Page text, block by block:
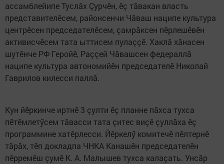
ассамблейипе Туслăх Çурчӗн, ӗç тăвакан власть
представителӗсем, районсенчи Чăваш наципе культура
центрӗсен председателӗсем, çамрăксен пӗрлешӗвӗн
активисчӗсем тата ыттисем пулаççӗ. Хаклă хăнасен
шутӗнче РФ Геройӗ, Раççей Чăвашсен федераллă
наципе культура автономийӗн председателӗ Николай
Гаврилов килесси паллă.
Кун йӗркинче иртнӗ 3 çулти ӗç планне пăхса тухса
пӗтӗмлетӳсем тăвасси тата çитес виçӗ çуллăха ӗç
программине хатӗрлесси. Йӗркелӳ комитечӗ пӗлтернӗ
тăрăх, тӗп докладпа ЧНКА Канашӗн председателӗн
пӗрремӗш çумӗ К. А. Малышев тухса калаçать. Унсăр